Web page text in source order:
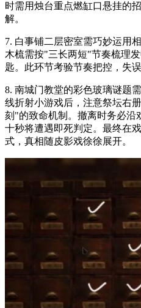
时需用烛台重点燃缸口悬挂的
解。
7. 白事铺二层密室需巧妙运用
木梳需按"三长两短"节奏梳理
匙。此环节考验节奏把控，失
8. 南城门教堂的彩色玻璃谜题
线折射小游戏后，注意祭坛右
刻"的致命机制。撤离时务必沿
十秒将遭遇即死判定。最终在
式，真相随皮影戏徐徐展开。